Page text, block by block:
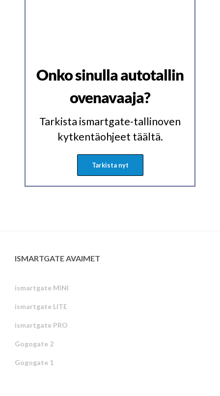
Onko sinulla autotallin
ovenavaaja?
Tarkista ismartgate-tallinoven
kytkentäohjeet täältä.
Tarkista nyt
ISMARTGATE AVAIMET
ismartgate MINI
ismartgate LITE
ismartgate PRO
Gogogate 2
Gogogate 1